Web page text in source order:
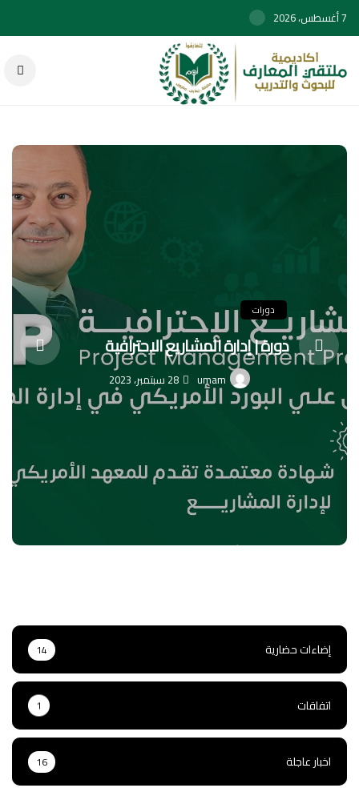
7 أغسطس، 2026
دورات
دورة | إدارة المشاريع الاحترافية
umam 28 سبتمبر، 2023
إضاءات حضارية 14
اتفاقات 1
اخبار عاجلة 16